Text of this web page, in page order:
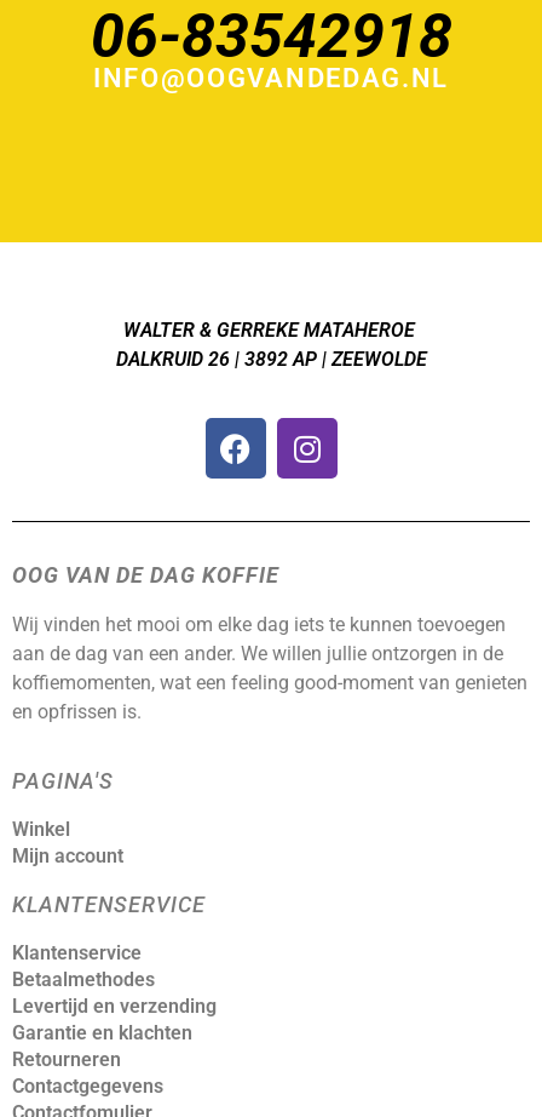
06-83542918
INFO@OOGVANDEDAG.NL
WALTER & GERREKE MATAHEROE
DALKRUID 26 | 3892 AP | ZEEWOLDE
OOG VAN DE DAG KOFFIE
Wij vinden het mooi om elke dag iets te kunnen toevoegen
aan de dag van een ander. We willen jullie ontzorgen in de
koffiemomenten, wat een feeling good-moment van genieten
en opfrissen is.
PAGINA'S
Winkel
Mijn account
KLANTENSERVICE
Klantenservice
Betaalmethodes
Levertijd en verzending
Garantie en klachten
Retourneren
Contactgegevens